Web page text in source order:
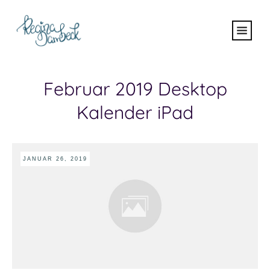
Februar 2019 Desktop
Kalender iPad
JANUAR 26, 2019